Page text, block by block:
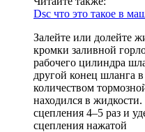
Dsc что это такое в
Залейте или долейте
кромки заливной
рабочего цилиндра
другой конец шланга
количеством
находился в
сцепления 4–5 раз и
сцепления нажатой